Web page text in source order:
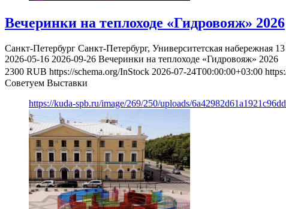
Вечеринки на теплоходе «Гидровояж» 2026
Санкт-Петербург Санкт-Петербург, Университетская набережная 13
2026-05-16 2026-09-26 Вечеринки на теплоходе «Гидровояж» 2026
2300 RUB https://schema.org/InStock 2026-07-24T00:00:00+03:00
Советуем Выставки
https://kuda-spb.ru/image/269/250/uploads/